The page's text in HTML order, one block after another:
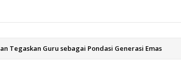
Tegaskan Guru sebagai Pondasi Generasi Emas